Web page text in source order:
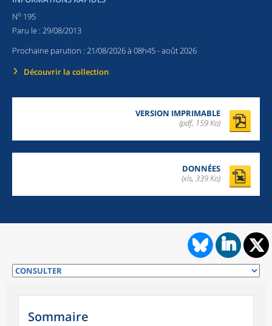
No 195
Paru le : 29/08/2013
Prochaine parution : 21/08/2026 à 08h45- août 2026
Découvrir la collection
VERSION IMPRIMABLE
(pdf, 159 Ko)
DONNÉES
(xls, 339 Ko)
Sommaire